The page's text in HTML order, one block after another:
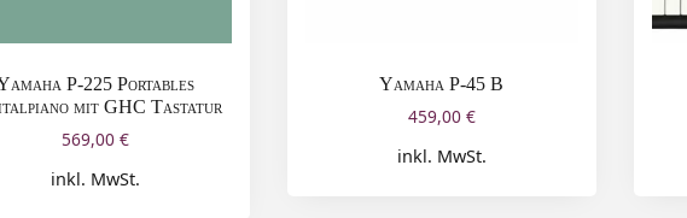
P-225 Portables
mit GHC Tastatur
569,00 €
inkl. MwSt.
Yamaha P-45 B
459,00 €
inkl. MwSt.